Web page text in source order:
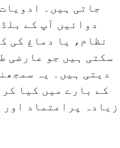
جاتی ہیں۔
دوائیں آپ کے
نظام، یا دماغ کی
سکتی ہیں جو عارضی
دیتی ہیں۔ یہ
کے بارے میں کیا
زیادہ پراعتماد